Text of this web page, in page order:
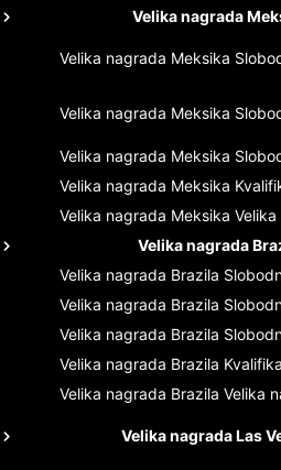
Velika nagrada
Velika nagrada Meksika
Velika nagrada Meksika
Velika nagrada Meksika
Velika nagrada Meksika
Velika nagrada Meksika
Velika nagrada
Velika nagrada Brazila
Velika nagrada Brazila
Velika nagrada Brazila
Velika nagrada Brazila
Velika nagrada Brazila Velika
Velika nagrada Las